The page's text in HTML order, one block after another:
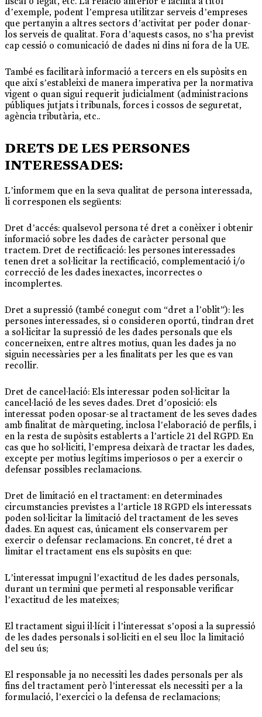
d’exemple, podent l’empresa utilitzar serveis d’empreses
que pertanyin a altres sectors d’activitat per poder donar-
los serveis de qualitat. Fora d’aquests casos, no s’ha previst
cap cessió o comunicació de dades ni dins ni fora de la UE.
També es facilitarà informació a tercers en els supòsits en
que així s’estableixi de manera imperativa per la normativa
vigent o quan sigui requerit judicialment (administracions
públiques jutjats i tribunals, forces i cossos de seguretat,
agència tributària, etc..
DRETS DE LES PERSONES
INTERESSADES:
L’informem que en la seva qualitat de persona interessada,
li corresponen els següents:
Dret d’accés: qualsevol persona té dret a conèixer i obtenir
informació sobre les dades de caràcter personal que
tractem. Dret de rectificació: les persones interessades
tenen dret a sol·licitar la rectificació, complementació i/o
correcció de les dades inexactes, incorrectes o
incomplertes.
Dret a supressió (també conegut com “dret a l’oblit”): les
persones interessades, si o consideren oportú, tindran dret
a sol·licitar la supressió de les dades personals que els
concerneixen, entre altres motius, quan les dades ja no
siguin necessàries per a les finalitats per les que es van
recollir.
Dret de cancel·lació: Els interessar poden sol·licitar la
cancel·lació de les seves dades. Dret d’oposició: els
interessat poden oposar-se al tractament de les seves dades
amb finalitat de màrqueting, inclosa l’elaboració de perfils, i
en la resta de supòsits establerts a l’article 21 del RGPD. En
cas que ho sol·liciti, l’empresa deixarà de tractar les dades,
excepte per motius legítims imperiosos o per a exercir o
defensar possibles reclamacions.
Dret de limitació en el tractament: en determinades
circumstancies previstes a l’article 18 RGPD els interessats
poden sol·licitar la limitació del tractament de les seves
dades. En aquest cas, únicament els conservarem per
exercir o defensar reclamacions. En concret, té dret a
limitar el tractament ens els supòsits en que:
L’interessat impugni l’exactitud de les dades personals,
durant un termini que permeti al responsable verificar
l’exactitud de les mateixes;
El tractament sigui il·lícit i l’interessat s’oposi a la supressió
de les dades personals i sol·liciti en el seu lloc la limitació
del seu ús;
El responsable ja no necessiti les dades personals per als
fins del tractament però l’interessat els necessiti per a la
formulació, l’exercici o la defensa de reclamacions;